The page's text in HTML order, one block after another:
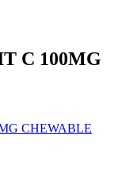
C 100MG
CHEWABLE